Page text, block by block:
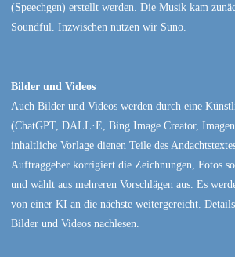
(Speechgen) erstellt werden. Die Musik kam
Soundful. Inzwischen nutzen wir Suno.
Bilder und Videos
Auch Bilder und Videos werden durch eine
(ChatGPT, DALL·E, Bing Image Creator,
inhaltliche Vorlage dienen Teile des
Auftraggeber korrigiert die Zeichnungen, Fotos
und wählt aus mehreren Vorschlägen aus. Es
von einer KI an die nächste weitergereicht.
Bilder und Videos nachlesen.